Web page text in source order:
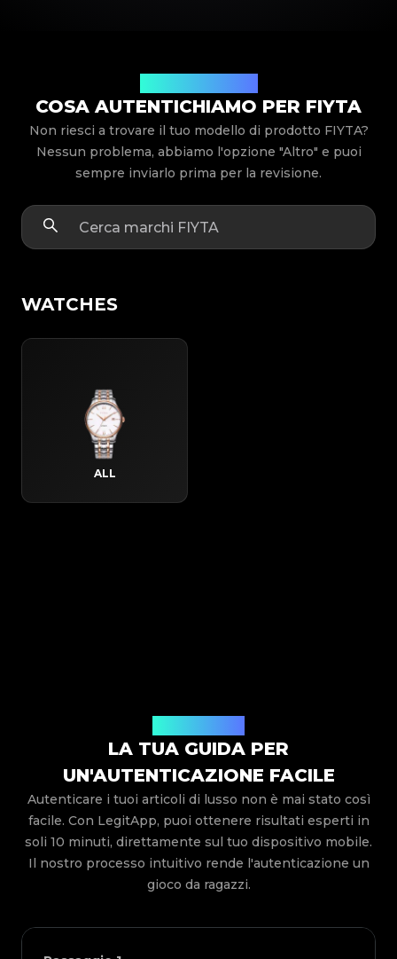
COSA AUTENTICHIAMO PER FIYTA
Non riesci a trovare il tuo modello di prodotto FIYTA?
Nessun problema, abbiamo l'opzione "Altro" e puoi
sempre inviarlo prima per la revisione.
WATCHES
ALL
LA TUA GUIDA PER
UN'AUTENTICAZIONE FACILE
Autenticare i tuoi articoli di lusso non è mai stato così
facile. Con LegitApp, puoi ottenere risultati esperti in
soli 10 minuti, direttamente sul tuo dispositivo mobile.
Il nostro processo intuitivo rende l'autenticazione un
gioco da ragazzi.